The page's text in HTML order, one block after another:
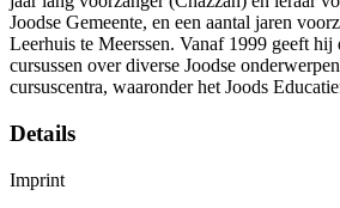
Joodse Gemeente, en een aantal jaren
Leerhuis te Meerssen. Vanaf 1999 geeft hij
cursussen over diverse Joodse
cursuscentra, waaronder het Joods
Details
Imprint